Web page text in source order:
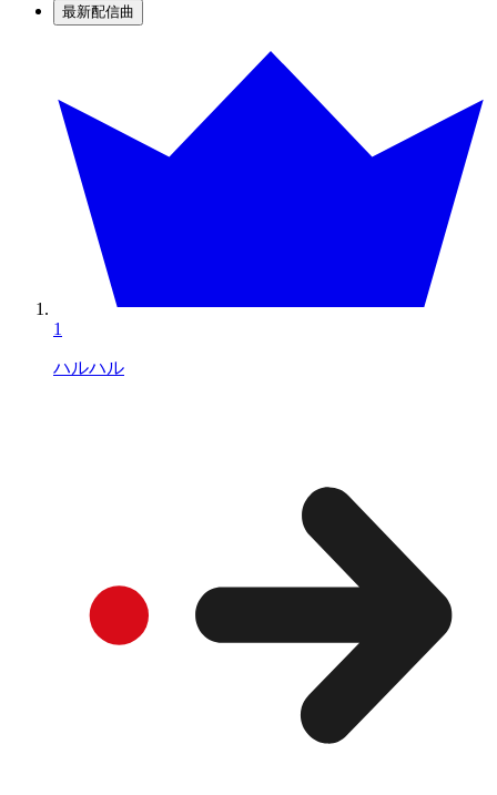
最新配信曲
1
ハルハル